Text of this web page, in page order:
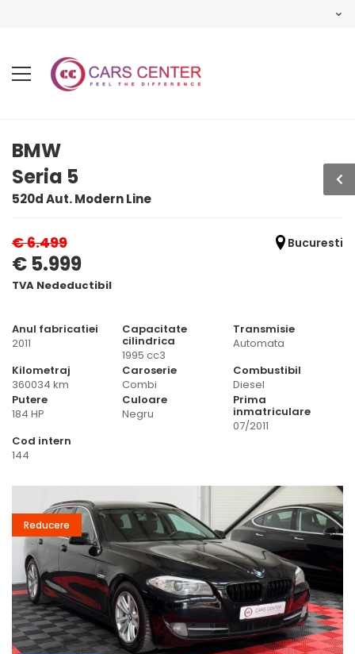
BMW
Seria 5
520d Aut. Modern Line
€ 6.499 Bucuresti
€ 5.999
TVA Nedeductibil
Anul fabricatiei
2011
Capacitate
cilindrica
1995 cc3
Transmisie
Automata
Kilometraj
360034 km
Caroserie
Combi
Combustibil
Diesel
Putere
184 HP
Culoare
Negru
Prima
inmatriculare
07/2011
Cod intern
144
Reducere